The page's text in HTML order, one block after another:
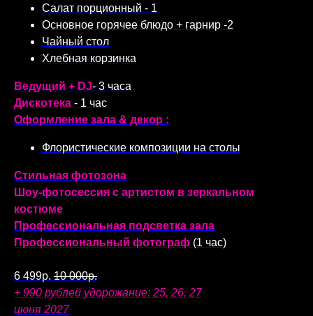
Салат порционный - 1
Основное горячее блюдо + гарнир -2
Чайный стол
Хлебная корзинка
Ведущий + DJ- 3 часа
Дискотека - 1 час
Оформление зала & декор :
Флористические композиции на столы
Стильная фотозона
Шоу-фотосессия с артистом в зеркальном
костюме
Профессиональная подсветка зала
Профессиональный фотограф (1 час)
6 499р. 10 000р.
+ 990 рублей удорожание: 25, 26, 27
июня 2027